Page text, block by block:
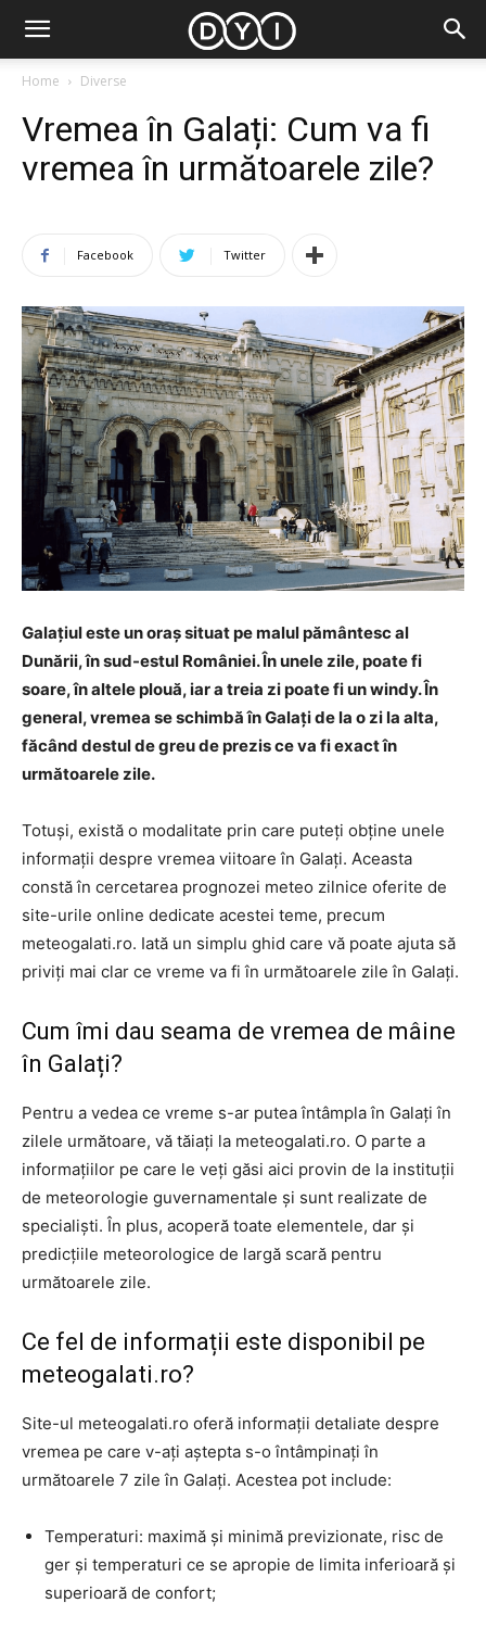
Home Diverse
Vremea în Galați: Cum va fi
vremea în următoarele zile?
Facebook Twitter
Galațiul este un oraș situat pe malul pământesc al
Dunării, în sud-estul României. În unele zile, poate fi
soare, în altele plouă, iar a treia zi poate fi un windy. În
general, vremea se schimbă în Galați de la o zi la alta,
făcând destul de greu de prezis ce va fi exact în
următoarele zile.
Totuși, există o modalitate prin care puteți obține unele
informații despre vremea viitoare în Galați. Aceasta
constă în cercetarea prognozei meteo zilnice oferite de
site-urile online dedicate acestei teme, precum
meteogalati.ro. Iată un simplu ghid care vă poate ajuta să
priviți mai clar ce vreme va fi în următoarele zile în Galați.
Cum îmi dau seama de vremea de mâine
în Galați?
Pentru a vedea ce vreme s-ar putea întâmpla în Galați în
zilele următoare, vă tăiați la meteogalati.ro. O parte a
informațiilor pe care le veți găsi aici provin de la instituții
de meteorologie guvernamentale și sunt realizate de
specialiști. În plus, acoperă toate elementele, dar și
predicțiile meteorologice de largă scară pentru
următoarele zile.
Ce fel de informații este disponibil pe
meteogalati.ro?
Site-ul meteogalati.ro oferă informații detaliate despre
vremea pe care v-ați aștepta s-o întâmpinați în
următoarele 7 zile în Galați. Acestea pot include:
Temperaturi: maximă și minimă previzionate, risc de
ger și temperaturi ce se apropie de limita inferioară și
superioară de confort;